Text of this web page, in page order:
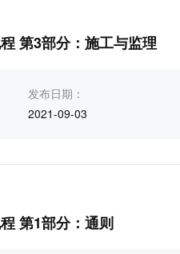
第3部分：施工与监理
发布日期：
2021-09-03
第1部分：通则